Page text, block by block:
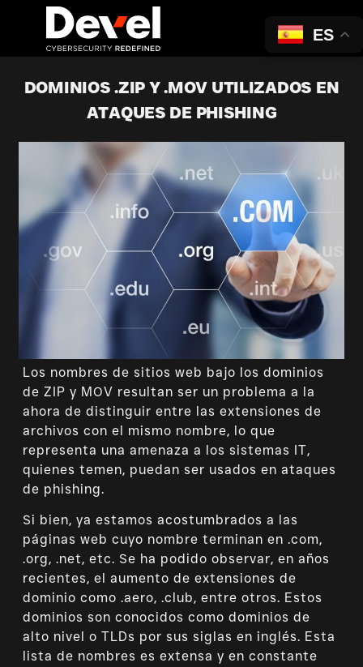
DOMINIOS .ZIP Y .MOV UTILIZADOS EN
ATAQUES DE PHISHING
Los nombres de sitios web bajo los dominios
de ZIP y MOV resultan ser un problema a la
ahora de distinguir entre las extensiones de
archivos con el mismo nombre, lo que
representa una amenaza a los sistemas IT,
quienes temen, puedan ser usados en ataques
de phishing.
Si bien, ya estamos acostumbrados a las
páginas web cuyo nombre terminan en .com,
.org, .net, etc. Se ha podido observar, en años
recientes, el aumento de extensiones de
dominio como .aero, .club, entre otros. Estos
dominios son conocidos como dominios de
alto nivel o TLDs por sus siglas en inglés. Esta
lista de nombres es extensa y en constante
ES